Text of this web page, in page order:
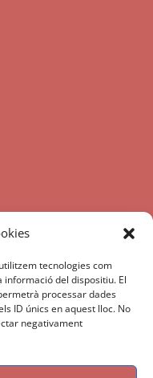
tecnologies com
del dispositiu. El
processar dades
ID únics en aquest lloc. No
negativament